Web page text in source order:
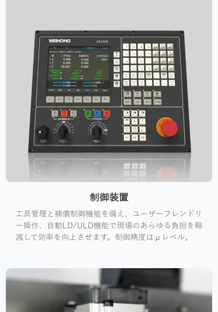
制御装置
工具管理と補償制御機能を備え、ユーザーフレンドリ
ー操作、自動LD/ULD機能で現場のあらゆる負担を軽
減して効率を向上させます。制御精度はμレベル。